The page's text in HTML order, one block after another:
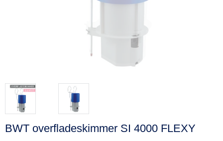
BWT overfladeskimmer SI 4000 FLEXY